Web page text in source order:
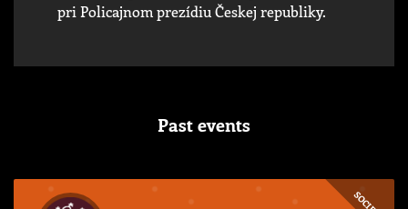
pri Policajnom prezídiu Českej republiky.
Past events